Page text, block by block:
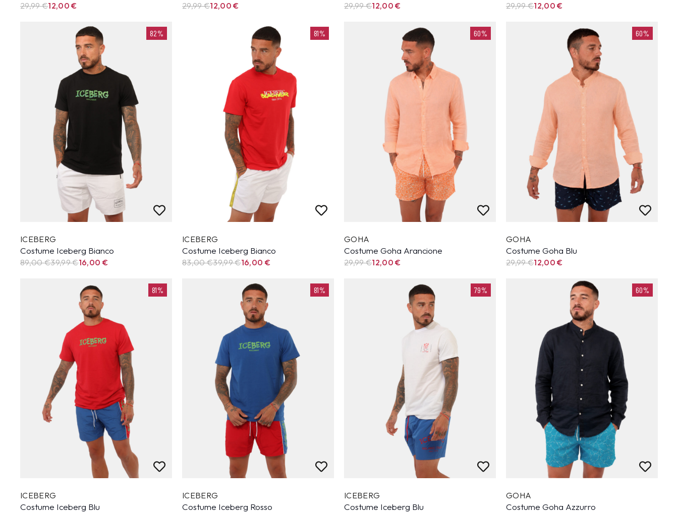
29,99€12,00€ 29,99€12,00€ 29,99€12,00€ 29,99€12,00€
82%
ICEBERG
Costume Iceberg Bianco
89,00 €39,99€16,00 €
81%
ICEBERG
Costume Iceberg Bianco
83,00 €39,99€16,00 €
60%
GOHA
Costume Goha Arancione
29,99€12,00€
60%
GOHA
Costume Goha Blu
29,99€12,00€
81%
ICEBERG
Costume Iceberg Blu
81%
ICEBERG
Costume Iceberg Rosso
79%
ICEBERG
Costume Iceberg Blu
60%
GOHA
Costume Goha Azzurro